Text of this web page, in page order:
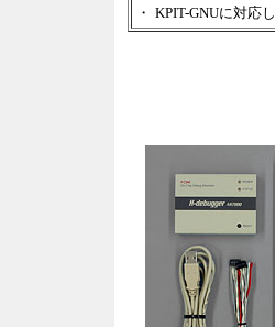
・ KPIT-GNUに対応